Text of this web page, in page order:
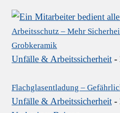
Arbeitsschutz – Mehr
Grobkeramik
Unfälle & Arbeitssicherheit -
Flachglasentladung –
Unfälle & Arbeitssicherheit -